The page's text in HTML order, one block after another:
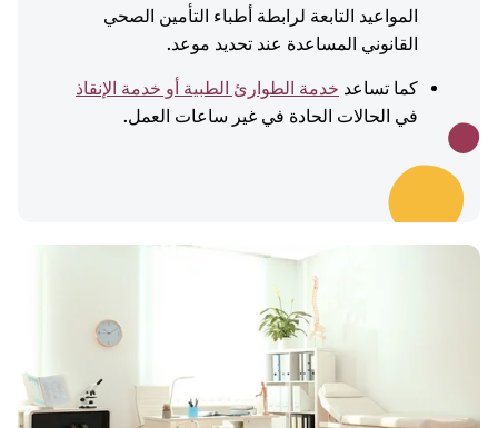
المواعيد التابعة لرابطة أطباء التأمين الصحي
القانوني المساعدة عند تحديد موعد.
كما تساعد خدمة الطوارئ الطبية أو خدمة الإنقاذ
في الحالات الحادة في غير ساعات العمل.